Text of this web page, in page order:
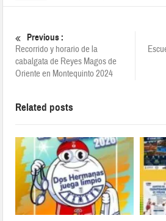
Previous :
Recorrido y horario de la
cabalgata de Reyes Magos de
Oriente en Montequinto 2024
Related posts